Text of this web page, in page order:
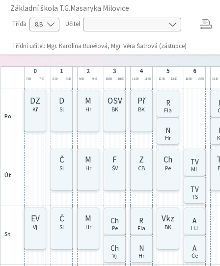
Základní škola T.G.Masaryka Milovice
Třída Učitel
Třídní učitel: Mgr. Karolína Burešová, Mgr. Věra Šatrová (zástupce)
0
7:05 7:50
1
8:00 8:45
2
9:00 9:45
3
10:05 10:50
4
11:00 11:45
5
11:55 12:40
6
12:50 13:35 13:40
po
DZ
Kř
D
Sl
M
Hr
OSV
BK
Př
BK
R
Fla
N
Hr
út
Č
Sl
M
Hr
F
ŠV
Z
CB
Ch
Pe
TV
ML
TV
TS
st
EV
Vj
Č
Sl
M
Hr
Ch
Pe
Ch
Vj
R
Fla
N
Hr
Vkz
BK
A
HJ
A
Če